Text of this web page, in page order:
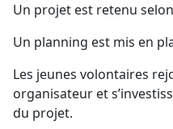
Un projet est retenu
Un planning est mis en
Les jeunes volontaires
organisateur et
du projet.